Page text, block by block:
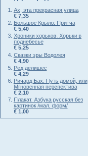
Ах, эта прекрасная улица
€ 7,35
Большое Крыло: Притча
€ 5,40
Хроники хорьков. Хорьки в
поднебесье
€ 5,25
Сказки эры Водолея
€ 4,90
Ред делишес
€ 4,29
Ричард Бах: Путь домой, или
Мгновенная перспектива
€ 2,10
Плакат. Азбука русская без
картинок /мал. форм/
€ 1,00